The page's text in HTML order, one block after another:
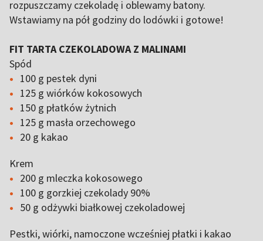
rozpuszczamy czekoladę i oblewamy batony.
Wstawiamy na pół godziny do lodówki i gotowe!
FIT TARTA CZEKOLADOWA Z MALINAMI
Spód
100 g pestek dyni
125 g wiórków kokosowych
150 g płatków żytnich
125 g masła orzechowego
20 g kakao
Krem
200 g mleczka kokosowego
100 g gorzkiej czekolady 90%
50 g odżywki białkowej czekoladowej
Pestki, wiórki, namoczone wcześniej płatki i kakao